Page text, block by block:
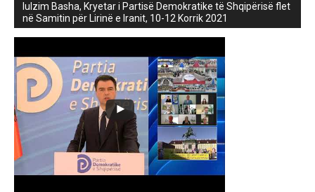
lulzim Basha, Kryetar i Partisë Demokratike të Shqipërisë flet
në Samitin për Lirinë e Iranit, 10-12 Korrik 2021